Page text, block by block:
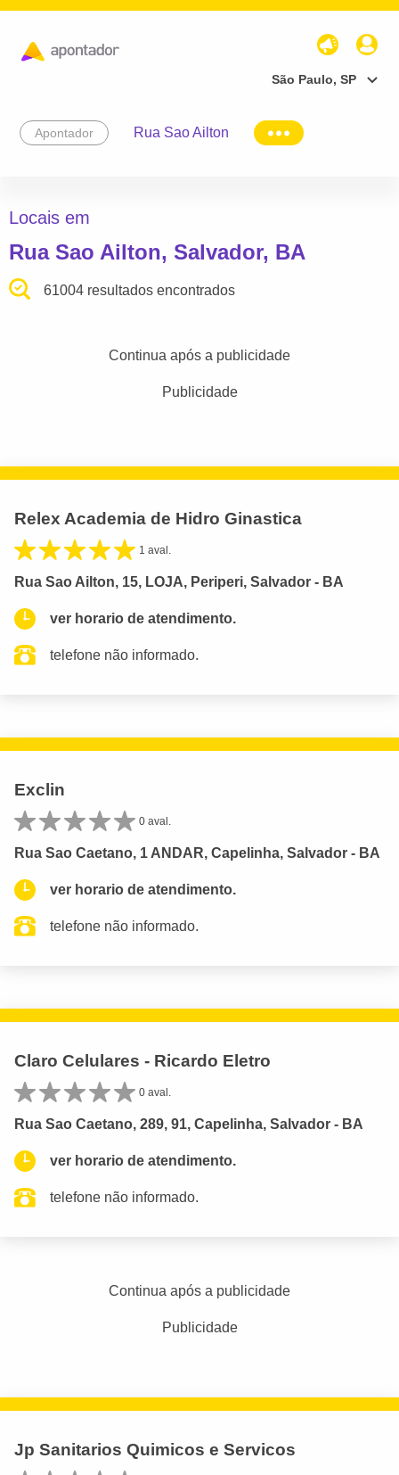
São Paulo, SP
Apontador Rua Sao Ailton
Locais em
Rua Sao Ailton, Salvador, BA
61004 resultados encontrados
Continua após a publicidade
Publicidade
Relex Academia de Hidro Ginastica
1 aval.
Rua Sao Ailton, 15, LOJA, Periperi, Salvador - BA
ver horario de atendimento.
telefone não informado.
Exclin
0 aval.
Rua Sao Caetano, 1 ANDAR, Capelinha, Salvador - BA
ver horario de atendimento.
telefone não informado.
Claro Celulares - Ricardo Eletro
0 aval.
Rua Sao Caetano, 289, 91, Capelinha, Salvador - BA
ver horario de atendimento.
telefone não informado.
Continua após a publicidade
Publicidade
Jp Sanitarios Quimicos e Servicos